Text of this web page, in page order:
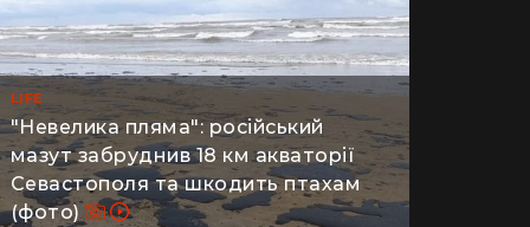
LIFE
"Невелика пляма": російський
мазут забруднив 18 км акваторії
Севастополя та шкодить птахам
(фото)